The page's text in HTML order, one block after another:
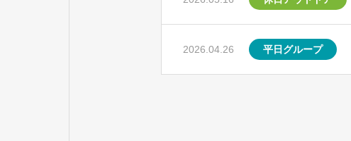
2026.04.26 平日グループ